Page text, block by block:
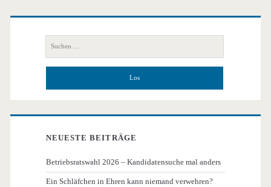
Primäre
Seitenleiste
nach:
NEUESTE BEITRÄGE
Betriebsratswahl 2026 – Kandidatensuche mal anders
Ein Schläfchen in Ehren kann niemand verwehren?